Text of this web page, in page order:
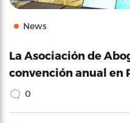
News
La Asociación de
convención anual en
0